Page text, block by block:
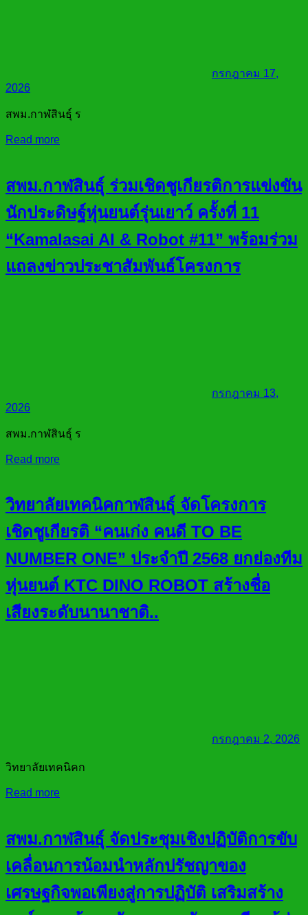
กรกฎาคม 17,
2026
สพม.กาฬสินธุ์ ร
Read more
สพม.กาฬสินธุ์ ร่วมเชิดชูเกียรติการแข่งขัน
นักประดิษฐ์หุ่นยนต์รุ่นเยาว์ ครั้งที่ 11
“Kamalasai AI & Robot #11” พร้อมร่วม
แถลงข่าวประชาสัมพันธ์โครงการ
กรกฎาคม 13,
2026
สพม.กาฬสินธุ์ ร
Read more
วิทยาลัยเทคนิคกาฬสินธุ์ จัดโครงการ
เชิดชูเกียรติ “คนเก่ง คนดี TO BE
NUMBER ONE” ประจำปี 2568 ยกย่องทีม
หุ่นยนต์ KTC DINO ROBOT สร้างชื่อ
เสียงระดับนานาชาติ..
กรกฎาคม 2, 2026
วิทยาลัยเทคนิคก
Read more
สพม.กาฬสินธุ์ จัดประชุมเชิงปฏิบัติการขับ
เคลื่อนการน้อมนำหลักปรัชญาของ
เศรษฐกิจพอเพียงสู่การปฏิบัติ เสริมสร้าง